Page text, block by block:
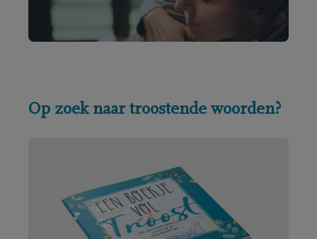
Op zoek naar troostende woorden?